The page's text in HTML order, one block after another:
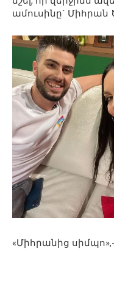
ամուսինը` Միհրան
«Միհրանից